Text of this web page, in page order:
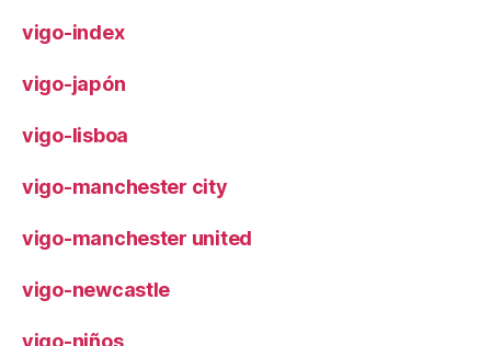
vigo-index
vigo-japón
vigo-lisboa
vigo-manchester city
vigo-manchester united
vigo-newcastle
vigo-niños